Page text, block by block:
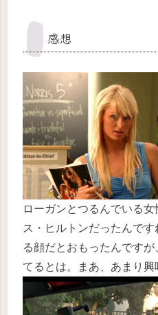
感想
ローガンとつるんでいる
ス・ヒルトンだったんで
る顔だとおもったんです
てるとは。まあ、あまり興